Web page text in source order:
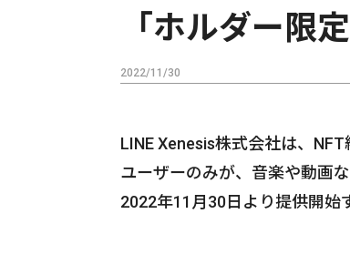
「ホルダー限
2022/11/30
LINE Xenesis株式会社は、
ユーザーのみが、音楽や動画
2022年11月30日より提供開始